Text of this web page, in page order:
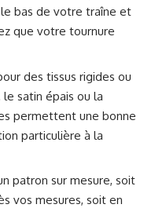
bas de votre traîne et
que votre tournure
des tissus rigides ou
satin épais ou la
permettent une bonne
particulière à la
patron sur mesure, soit
vos mesures, soit en